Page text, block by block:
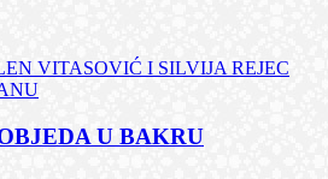
VITASOVIĆ I SILVIJA REJEC
U BAKRU